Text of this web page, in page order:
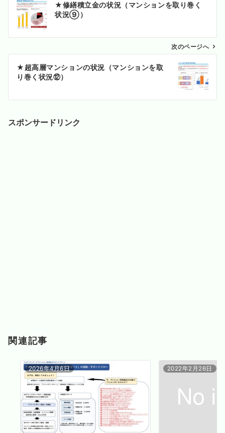
ビ
ン
★修繕積立金の状況（マンションを取り巻く
状況⑨）
次のページへ
★超高層マンションの状況（マンションを取
り巻く状況⑫）
スポンサードリンク
関連記事
2026年4月6日 2022年2月26日